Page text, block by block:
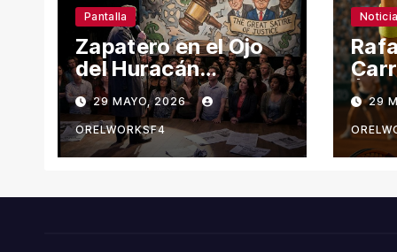
Pantalla
Zapatero en el Ojo
del Huracán
Mediático
29 MAYO, 2026
ORELWORKSF4
29